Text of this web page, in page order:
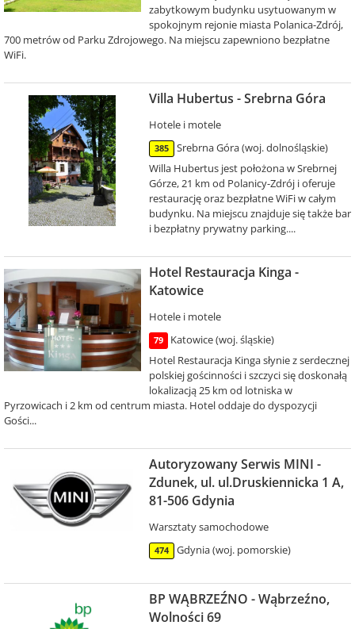
zabytkowym budynku usytuowanym w
spokojnym rejonie miasta Polanica-Zdrój,
700 metrów od Parku Zdrojowego. Na miejscu zapewniono bezpłatne
WiFi.
Villa Hubertus - Srebrna Góra
Hotele i motele
385
Srebrna Góra (woj. dolnośląskie)
Willa Hubertus jest położona w Srebrnej
Górze, 21 km od Polanicy-Zdrój i oferuje
restaurację oraz bezpłatne WiFi w całym
budynku. Na miejscu znajduje się także bar
i bezpłatny prywatny parking....
Hotel Restauracja Kinga -
Katowice
Hotele i motele
79
Katowice (woj. śląskie)
Hotel Restauracja Kinga słynie z serdecznej
polskiej gościnności i szczyci się doskonałą
lokalizacją 25 km od lotniska w
Pyrzowicach i 2 km od centrum miasta. Hotel oddaje do dyspozycji
Gości...
Autoryzowany Serwis MINI -
Zdunek, ul. ul.Druskiennicka 1 A,
81-506 Gdynia
Warsztaty samochodowe
474 Gdynia (woj. pomorskie)
BP WĄBRZEŹNO - Wąbrzeźno,
Wolności 69